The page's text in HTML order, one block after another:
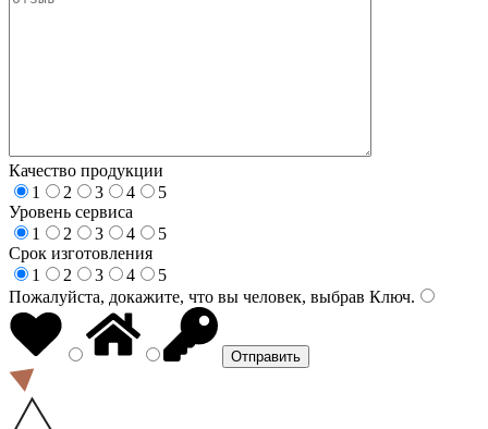
Качество продукции
1
2 3 4
5
Уровень сервиса
1
2 3 4
5
Срок изготовления
1
2 3 4
5
Пожалуйста, докажите, что вы человек, выбрав Ключ.